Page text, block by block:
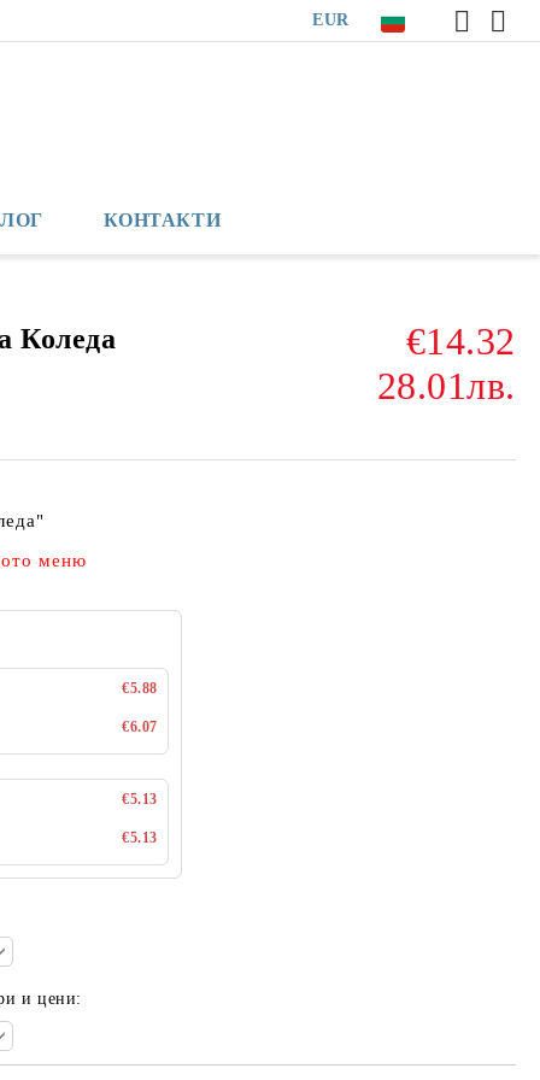
EUR
КОНТАКТИ
Коледа
€14.32
28.01лв.
меню
€5.88
€6.07
€5.13
€5.13
и цени: